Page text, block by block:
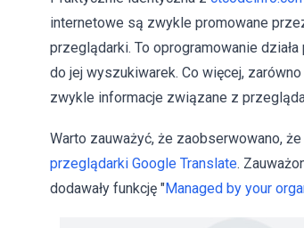
internetowe są zwykle promowane
przeglądarki. To oprogramowanie
do jej wyszukiwarek. Co więcej,
zwykle informacje związane z
Warto zauważyć, że zaobserwowano,
przeglądarki Google Translate.
dodawały funkcję "Managed by your